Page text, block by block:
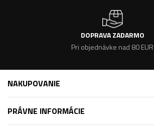
DOPRAVA ZADARMO
Pri objednávke nad 80 EUR
NAKUPOVANIE
PRÁVNE INFORMÁCIE